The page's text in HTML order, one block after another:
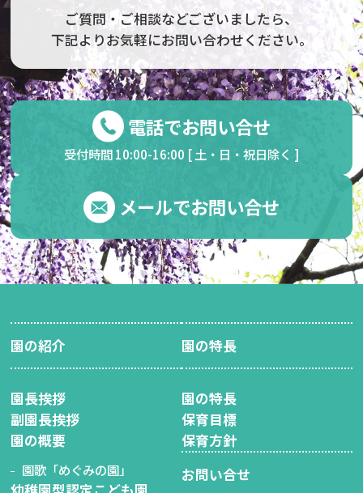
ご質問・ご相談などございましたら、
下記よりお気軽にお問い合わせください。
電話でお問い合せ
受付時間 10:00-16:00 [ 土・日・祝日除く ]
メールでお問い合せ
園の紹介
園長挨拶
副園長挨拶
園の概要
園歌「めぐみの園」
園の特長
園の特長
保育目標
保育方針
お問い合せ